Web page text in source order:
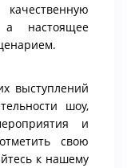
а настоящее
выступлений
шоу,
и
свою
к нашему